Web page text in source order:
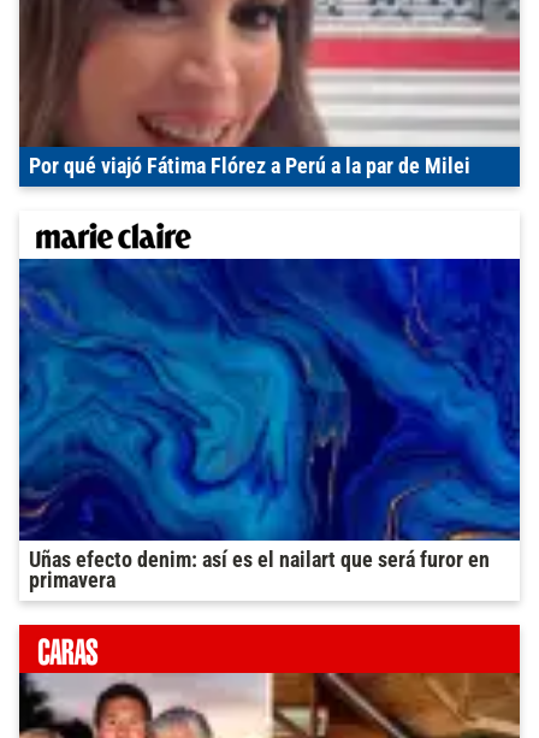
Por qué viajó Fátima Flórez a Perú a la par de Milei
Uñas efecto denim: así es el nailart que será furor en
primavera